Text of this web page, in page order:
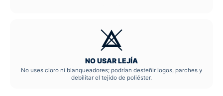
NO USAR LEJÍA
No uses cloro ni blanqueadores; podrían desteñir logos, parches y
debilitar el tejido de poliéster.